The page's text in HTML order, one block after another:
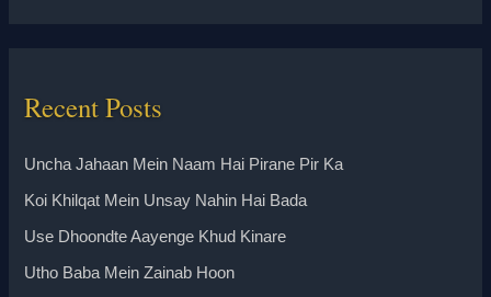
Recent Posts
Uncha Jahaan Mein Naam Hai Pirane Pir Ka
Koi Khilqat Mein Unsay Nahin Hai Bada
Use Dhoondte Aayenge Khud Kinare
Utho Baba Mein Zainab Hoon